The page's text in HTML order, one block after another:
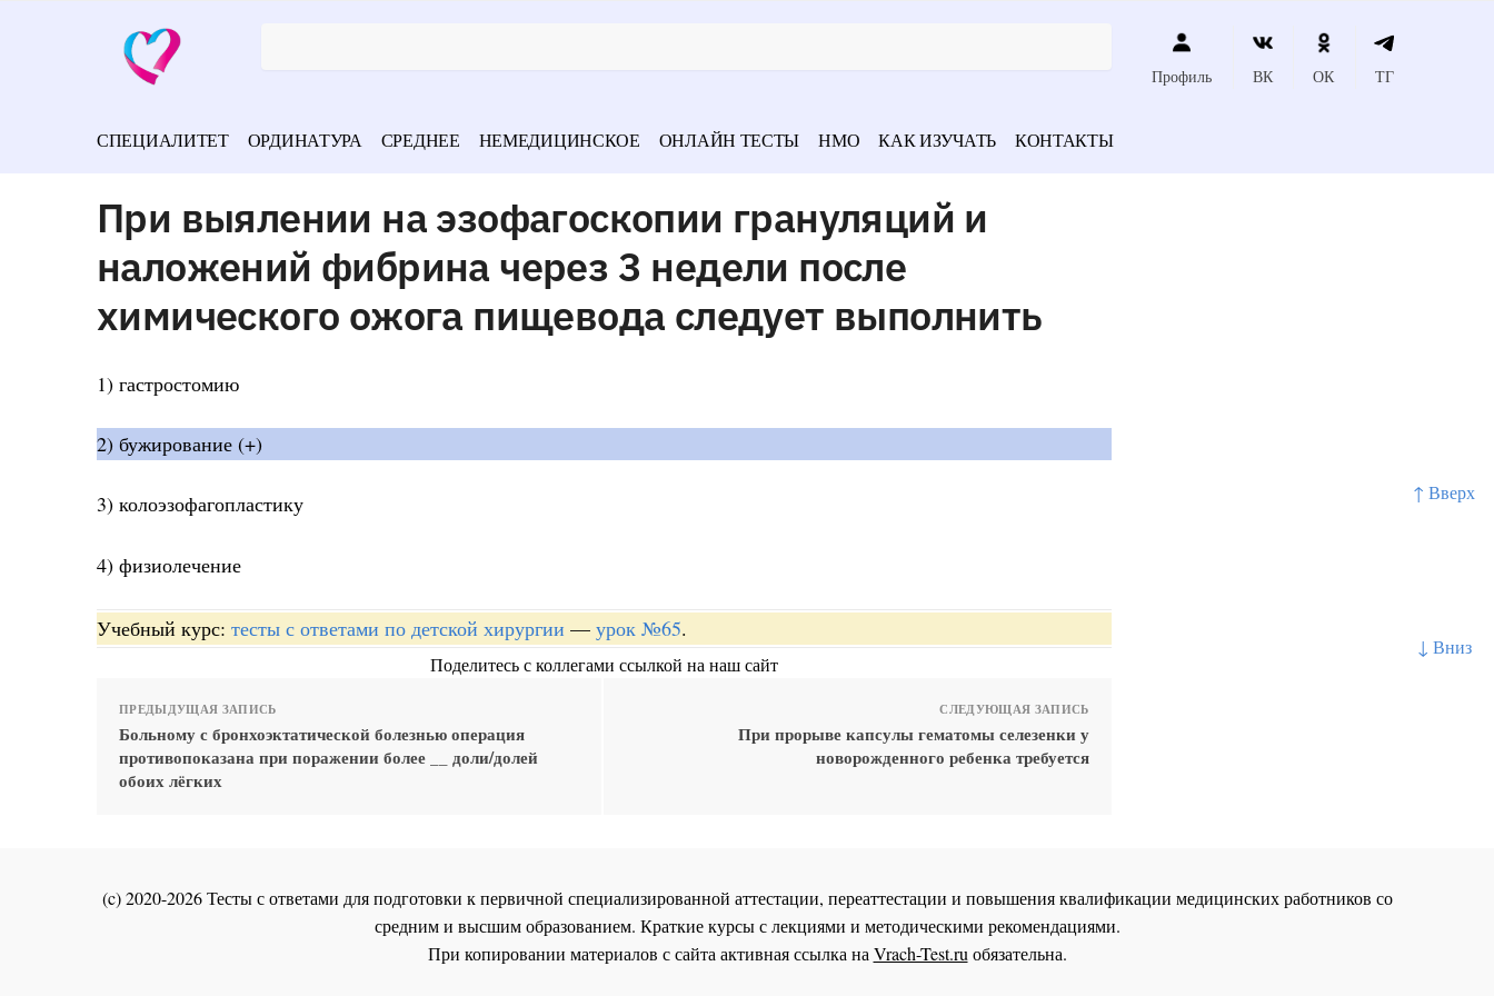
↑ Вверх
↓ Вниз
Профиль ВК ОК ТГ
СПЕЦИАЛИТЕТ ОРДИНАТУРА СРЕДНЕЕ НЕМЕДИЦИНСКОЕ ОНЛАЙН ТЕСТЫ НМО КАК ИЗУЧАТЬ КОНТАКТЫ
При выялении на эзофагоскопии грануляций и
наложений фибрина через 3 недели после
химического ожога пищевода следует выполнить
1) гастростомию
2) бужирование (+)
3) колоэзофагопластику
4) физиолечение
Учебный курс: тесты с ответами по детской хирургии — урок №65.
Поделитесь с коллегами ссылкой на наш сайт
ПРЕДЫДУЩАЯ ЗАПИСЬ
Больному с бронхоэктатической болезнью операция
противопоказана при поражении более __ доли/долей
обоих лёгких
СЛЕДУЮЩАЯ ЗАПИСЬ
При прорыве капсулы гематомы селезенки у
новорожденного ребенка требуется
(c) 2020-2026 Тесты с ответами для подготовки к первичной специализированной аттестации, переаттестации и повышения квалификации медицинских работников со
средним и высшим образованием. Краткие курсы с лекциями и методическими рекомендациями.
При копировании материалов с сайта активная ссылка наVrach-Test.ruобязательна.